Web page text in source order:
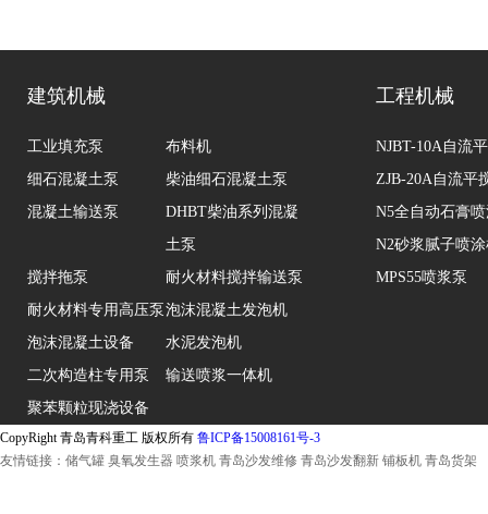
建筑机械
工业填充泵
布料机
细石混凝土泵
柴油细石混凝土泵
混凝土输送泵
DHBT柴油系列混凝
土泵
搅拌拖泵
耐火材料搅拌输送泵
耐火材料专用高压泵泡沫混凝土发泡机
泡沫混凝土设备
水泥发泡机
二次构造柱专用泵
输送喷浆一体机
聚苯颗粒现浇设备
工程机械
NJBT-10A自流
ZJB-20A自流平
N5全自动石膏
N2砂浆腻子喷
MPS55喷浆泵
CopyRight 青岛青科重工 版权所有 鲁ICP备15008161号-3
友情链接： 储气罐 臭氧发生器 喷浆机 青岛沙发维修 青岛沙发翻新 铺板机 青岛货架